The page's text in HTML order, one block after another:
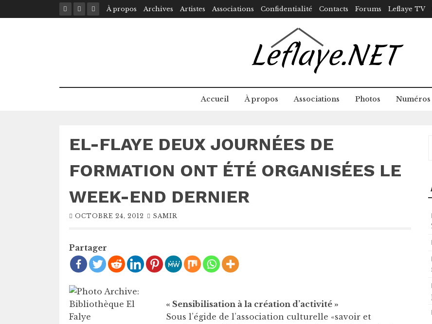
to
À propos Archives Artistes Associations Confidentialité Contacts Forums Leflaye TV
Accueil À propos Associations Photos Numéros
EL-FLAYE DEUX JOURNÉES DE
FORMATION ONT ÉTÉ ORGANISÉES LE
WEEK-END DERNIER
OCTOBRE 24, 2012 SAMIR
Partager
« Sensibilisation à la création d’activité »
Sous l’égide de l’association culturelle «savoir et